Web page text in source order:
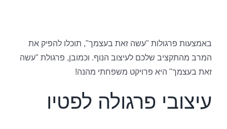
באמצעות פרגולות "עשה זאת בעצמך", תוכלו להפיק את
המרב מהתקציב שלכם לעיצוב הנוף. וכמובן, פרגולת "עשה
זאת בעצמך" היא פרויקט משפחתי מהנה!
עיצובי פרגולה לפטיו